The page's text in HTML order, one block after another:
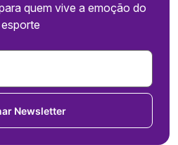
quem vive a emoção do
esporte
Newsletter